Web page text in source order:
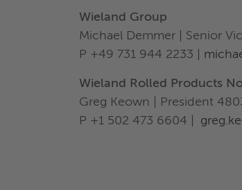
Wieland Group
Michael Demmer | Senior
P +49 731 944 2233 |
Wieland Rolled Products
Greg Keown | President
P +1 502 473 6604 |